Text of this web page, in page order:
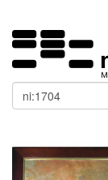
Buscar